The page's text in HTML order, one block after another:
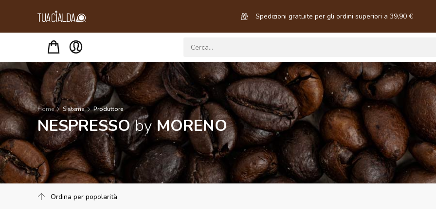
Spedizioni gratuite per gli ordini superiori a 39,90 €
Home Sistema Produttore
NESPRESSOby MORENO